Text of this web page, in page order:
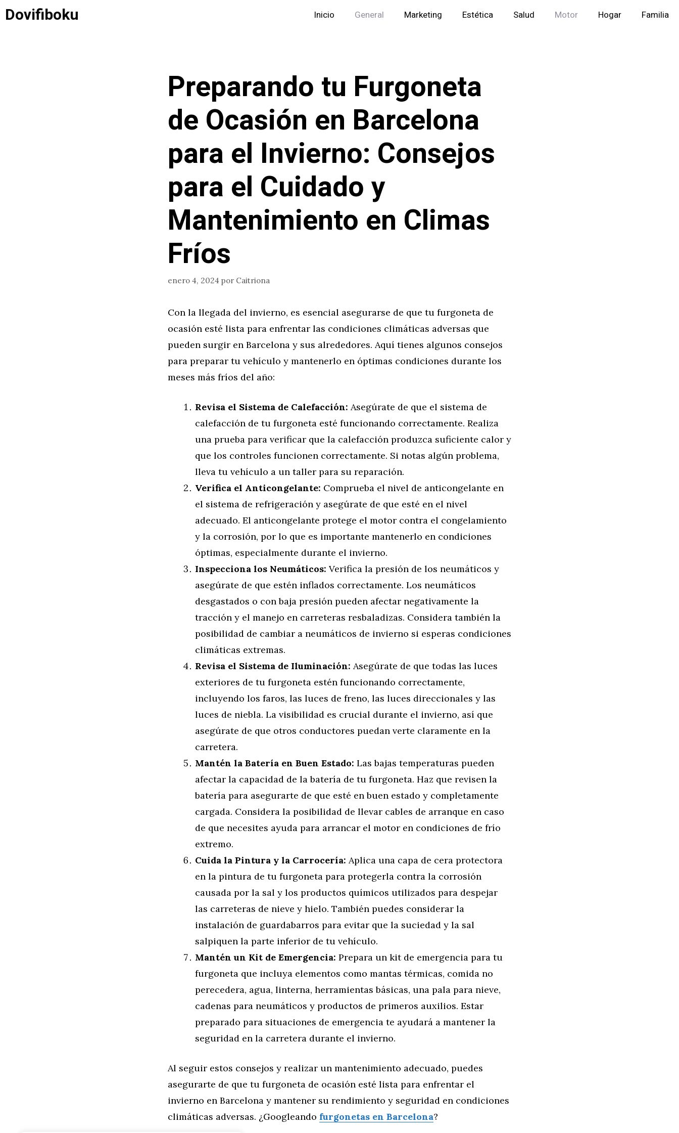
Saltar
alDovifiboku Inicio General Marketing Estética Salud Motor Hogar Familia
Preparando tu Furgoneta
de Ocasión en Barcelona
para el Invierno: Consejos
para el Cuidado y
Mantenimiento en Climas
Fríos
enero 4, 2024 por Caitriona
Con la llegada del invierno, es esencial asegurarse de que tu furgoneta de
ocasión esté lista para enfrentar las condiciones climáticas adversas que
pueden surgir en Barcelona y sus alrededores. Aquí tienes algunos consejos
para preparar tu vehículo y mantenerlo en óptimas condiciones durante los
meses más fríos del año:
Revisa el Sistema de Calefacción: Asegúrate de que el sistema de
calefacción de tu furgoneta esté funcionando correctamente. Realiza
una prueba para verificar que la calefacción produzca suficiente calor y
que los controles funcionen correctamente. Si notas algún problema,
lleva tu vehículo a un taller para su reparación.
Verifica el Anticongelante: Comprueba el nivel de anticongelante en
el sistema de refrigeración y asegúrate de que esté en el nivel
adecuado. El anticongelante protege el motor contra el congelamiento
y la corrosión, por lo que es importante mantenerlo en condiciones
óptimas, especialmente durante el invierno.
Inspecciona los Neumáticos: Verifica la presión de los neumáticos y
asegúrate de que estén inflados correctamente. Los neumáticos
desgastados o con baja presión pueden afectar negativamente la
tracción y el manejo en carreteras resbaladizas. Considera también la
posibilidad de cambiar a neumáticos de invierno si esperas condiciones
climáticas extremas.
Revisa el Sistema de Iluminación: Asegúrate de que todas las luces
exteriores de tu furgoneta estén funcionando correctamente,
incluyendo los faros, las luces de freno, las luces direccionales y las
luces de niebla. La visibilidad es crucial durante el invierno, así que
asegúrate de que otros conductores puedan verte claramente en la
carretera.
Mantén la Batería en Buen Estado: Las bajas temperaturas pueden
afectar la capacidad de la batería de tu furgoneta. Haz que revisen la
batería para asegurarte de que esté en buen estado y completamente
cargada. Considera la posibilidad de llevar cables de arranque en caso
de que necesites ayuda para arrancar el motor en condiciones de frío
extremo.
Cuida la Pintura y la Carrocería: Aplica una capa de cera protectora
en la pintura de tu furgoneta para protegerla contra la corrosión
causada por la sal y los productos químicos utilizados para despejar
las carreteras de nieve y hielo. También puedes considerar la
instalación de guardabarros para evitar que la suciedad y la sal
salpiquen la parte inferior de tu vehículo.
Mantén un Kit de Emergencia: Prepara un kit de emergencia para tu
furgoneta que incluya elementos como mantas térmicas, comida no
perecedera, agua, linterna, herramientas básicas, una pala para nieve,
cadenas para neumáticos y productos de primeros auxilios. Estar
preparado para situaciones de emergencia te ayudará a mantener la
seguridad en la carretera durante el invierno.
Al seguir estos consejos y realizar un mantenimiento adecuado, puedes
asegurarte de que tu furgoneta de ocasión esté lista para enfrentar el
invierno en Barcelona y mantener su rendimiento y seguridad en condiciones
climáticas adversas. ¿Googleando furgonetas en Barcelona?